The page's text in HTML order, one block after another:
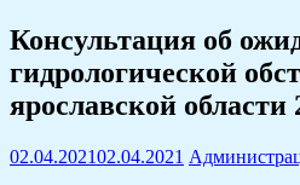
Консультация об
гидрологической
ярославской области
02.04.202102.04.2021